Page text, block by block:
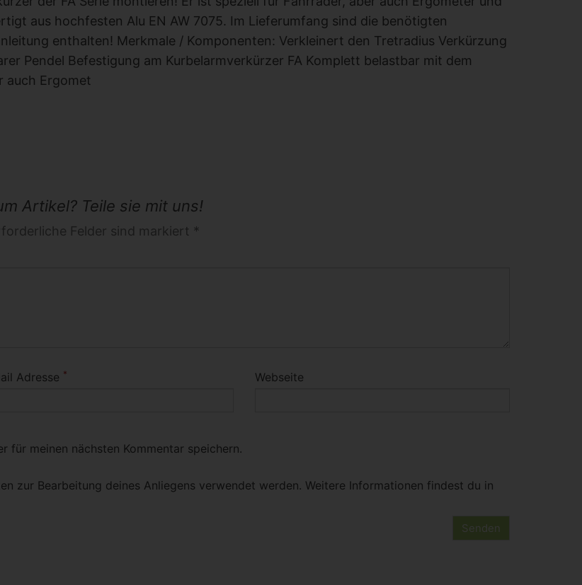
aus hochfesten Alu EN AW 7075. Im Lieferumfang sind die benötigten
enthalten! Merkmale / Komponenten: Verkleinert den Tretradius Verkürzung
Pendel Befestigung am Kurbelarmverkürzer FA Komplett belastbar mit dem
auch Ergomet
Artikel? Teile sie mit uns!
Felder sind markiert *
Adresse * Webseite
für meinen nächsten Kommentar speichern.
zur Bearbeitung deines Anliegens verwendet werden. Weitere Informationen findest du in